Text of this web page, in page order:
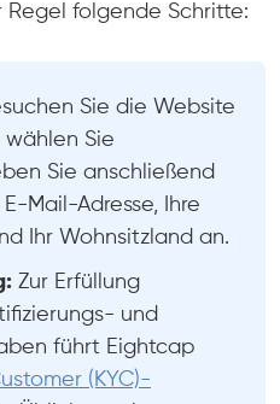
Regel folgende Schritte:
Sie die Website
Sie
Sie anschließend
E-Mail-Adresse, Ihre
Ihr Wohnsitzland an.
Zur Erfüllung
und
führt Eightcap
(KYC)-